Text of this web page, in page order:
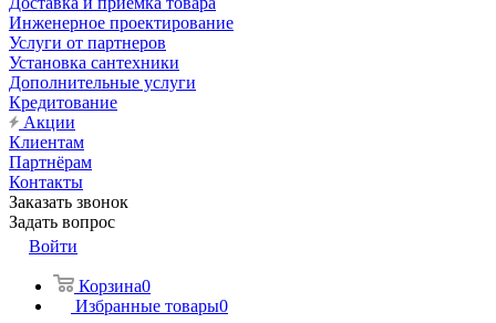
Инженерное проектирование
Услуги от партнеров
Установка сантехники
Дополнительные услуги
Кредитование
Акции
Клиентам
Партнёрам
Контакты
Заказать звонок
Задать вопрос
Войти
Корзина0
Избранные товары0